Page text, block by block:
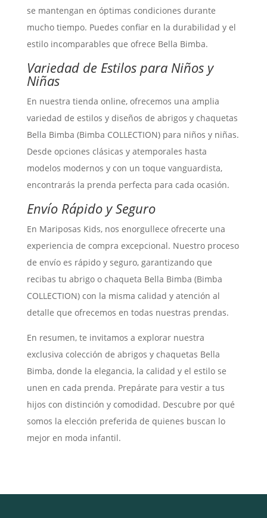
se mantengan en óptimas condiciones durante
mucho tiempo. Puedes confiar en la durabilidad y el
estilo incomparables que ofrece Bella Bimba.
Variedad de Estilos para Niños y
Niñas
En nuestra tienda online, ofrecemos una amplia
variedad de estilos y diseños de abrigos y chaquetas
Bella Bimba (Bimba COLLECTION) para niños y niñas.
Desde opciones clásicas y atemporales hasta
modelos modernos y con un toque vanguardista,
encontrarás la prenda perfecta para cada ocasión.
Envío Rápido y Seguro
En Mariposas Kids, nos enorgullece ofrecerte una
experiencia de compra excepcional. Nuestro proceso
de envío es rápido y seguro, garantizando que
recibas tu abrigo o chaqueta Bella Bimba (Bimba
COLLECTION) con la misma calidad y atención al
detalle que ofrecemos en todas nuestras prendas.
En resumen, te invitamos a explorar nuestra
exclusiva colección de abrigos y chaquetas Bella
Bimba, donde la elegancia, la calidad y el estilo se
unen en cada prenda. Prepárate para vestir a tus
hijos con distinción y comodidad. Descubre por qué
somos la elección preferida de quienes buscan lo
mejor en moda infantil.